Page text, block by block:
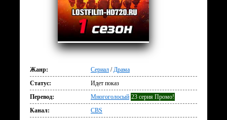
Жанр: Сериал /Драма
Статус:
Идет показ
Перевод:
Многоголосый 23 серия Промо!
Канал:
CBS